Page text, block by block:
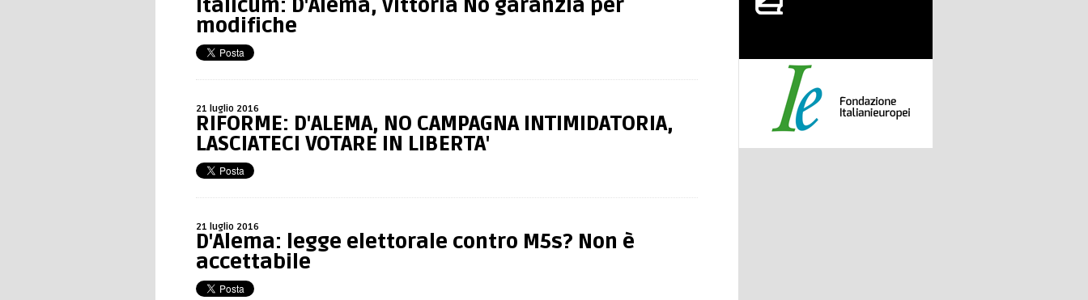
Italicum: D'Alema, vittoria No garanzia per
modifiche
21 luglio 2016
RIFORME: D'ALEMA, NO CAMPAGNA INTIMIDATORIA,
LASCIATECI VOTARE IN LIBERTA'
21 luglio 2016
D'Alema: legge elettorale contro M5s? Non è
accettabile